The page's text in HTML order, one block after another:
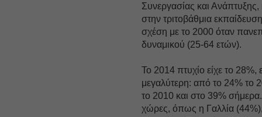
Συνεργασίας και
στην τριτοβάθμια
σχέση με το 2000 όταν
δυναμικού (25-64 ετών).
Το 2014 πτυχίο είχε το 28%,
μεγαλύτερη: από το 24% το
το 2010 και στο 39%
χώρες, όπως η Γαλλία (44%),